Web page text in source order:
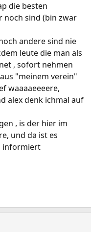
die besten
noch sind (bin zwar
andere sind nie
leute die man als
, sofort nehmen
"meinem verein"
waaaaeeeere,
alex denk ichmal auf
, is der hier im
und da ist es
informiert